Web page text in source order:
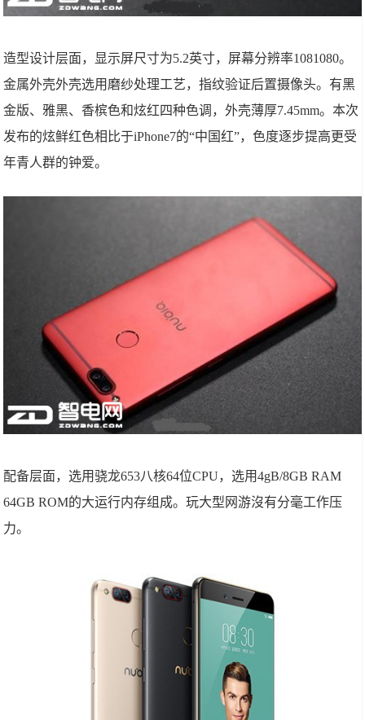
造型设计层面，显示屏尺寸为5.2英寸，屏幕分辨率1081080。
金属外壳外壳选用磨纱处理工艺，指纹验证后置摄像头。有黑
金版、雅黑、香槟色和炫红四种色调，外壳薄厚7.45mm。本次
发布的炫鲜红色相比于iPhone7的“中国红”，色度逐步提高更受
年青人群的钟爱。
配备层面，选用骁龙653八核64位CPU，选用4gB/8GB RAM
64GB ROM的大运行内存组成。玩大型网游沒有分毫工作压
力。